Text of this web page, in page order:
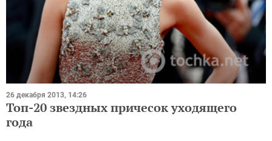
26 декабря 2013, 14:26
Топ-20 звездных причесок уходящего
года